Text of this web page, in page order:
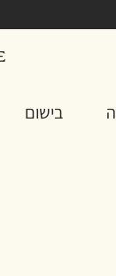
בישום